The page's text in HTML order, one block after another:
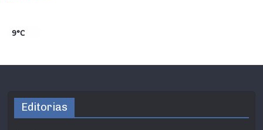
9°C
Editorias